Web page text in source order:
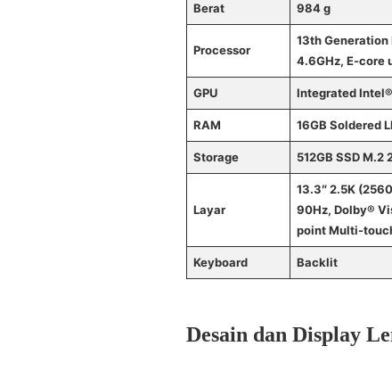
Berat 984 g
Processor
13th Generation
4.6GHz, E-core
GPU Integrated
RAM 16GB Soldered
Storage 512GB SSD
Layar
13.3″ 2.5K
90Hz, Dolby®
point Multi-
Keyboard Backlit
Desain dan Display